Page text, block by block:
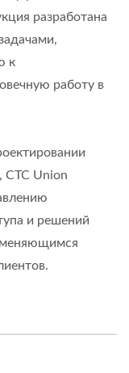
разработана
к
работу в
CTC Union
и решений
меняющимся